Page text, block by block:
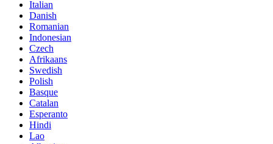
Italian
Danish
Romanian
Indonesian
Czech
Afrikaans
Swedish
Polish
Basque
Catalan
Esperanto
Hindi
Lao